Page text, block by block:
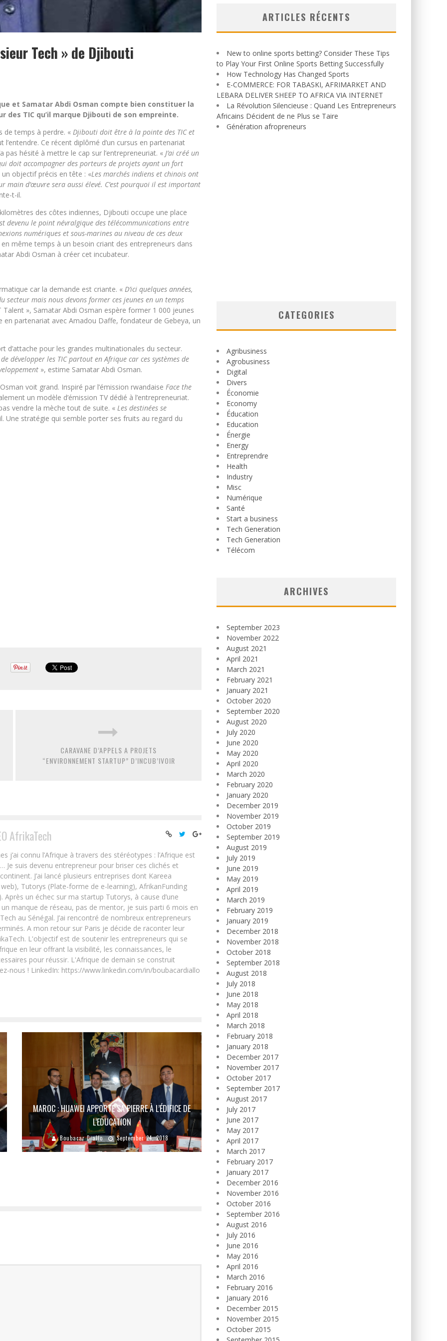
Tech » de Djibouti
et Samatar Abdi Osman compte bien constituer la
TIC qu’il marque Djibouti de son empreinte.
de temps à perdre. « Djibouti doit être à la pointe des TIC et
l’entendre. Ce récent diplômé d’un cursus en partenariat
pas hésité à mettre le cap sur l’entrepreneuriat. « J’ai créé un
doit accompagner des porteurs de projets ayant un fort
objectif précis en tête : «Les marchés indiens et chinois ont
main d’œuvre sera aussi élevé. C’est pourquoi il est important
t-il.
des côtes indiennes, Djibouti occupe une place
devenu le point névralgique des télécommunications entre
numériques et sous-marines au niveau de ces deux
même temps à un besoin criant des entrepreneurs dans
Abdi Osman à créer cet incubateur.
car la demande est criante. « D’ici quelques années,
mais nous devons former ces jeunes en un temps
», Samatar Abdi Osman espère former 1 000 jeunes
partenariat avec Amadou Daffe, fondateur de Gebeya, un
d’attache pour les grandes multinationales du secteur.
développer les TIC partout en Afrique car ces systèmes de
», estime Samatar Abdi Osman.
voit grand. Inspiré par l’émission rwandaise Face the
un modèle d’émission TV dédié à l’entrepreneuriat.
vendre la mèche tout de suite. « Les destinées se
Une stratégie qui semble porter ses fruits au regard du
CARAVANE D’APPELS A PROJETS
“ENVIRONNEMENT STARTUP” D’INCUB’IVOIR
AfrikaTech
j’ai connu l’Afrique à travers des stéréotypes : l’Afrique est
Je suis devenu entrepreneur pour briser ces clichés et
J’ai lancé plusieurs entreprises dont Kareea
Tutorys (Plate-forme de e-learning), AfrikanFunding
un échec sur ma startup Tutorys, à cause d’une
manque de réseau, pas de mentor, je suis parti 6 mois en
au Sénégal. J’ai rencontré de nombreux entrepreneurs
A mon retour sur Paris je décide de raconter leur
L'objectif est de soutenir les entrepreneurs qui se
en leur offrant la visibilité, les connaissances, le
pour réussir. L'Afrique de demain se construit
nous ! LinkedIn: https://www.linkedin.com/in/boubacardiallo
MAROC : HUAWEI APPORTE SA PIERRE À L’ÉDIFICE DE
L’EDUCATION
Boubacar Diallo September 24, 2018
ARTICLES RÉCENTS
New to online sports betting? Consider These Tips
to Play Your First Online Sports Betting Successfully
How Technology Has Changed Sports
E-COMMERCE: FOR TABASKI, AFRIMARKET AND
LEBARA DELIVER SHEEP TO AFRICA VIA INTERNET
La Révolution Silencieuse : Quand Les Entrepreneurs
Africains Décident de ne Plus se Taire
Génération afropreneurs
CATEGORIES
Agribusiness
Agrobusiness
Digital
Divers
Économie
Economy
Éducation
Education
Énergie
Energy
Entreprendre
Health
Industry
Misc
Numérique
Santé
Start a business
Tech Generation
Tech Generation
Télécom
ARCHIVES
September 2023
November 2022
August 2021
April 2021
March 2021
February 2021
January 2021
October 2020
September 2020
August 2020
July 2020
June 2020
May 2020
April 2020
March 2020
February 2020
January 2020
December 2019
November 2019
October 2019
September 2019
August 2019
July 2019
June 2019
May 2019
April 2019
March 2019
February 2019
January 2019
December 2018
November 2018
October 2018
September 2018
August 2018
July 2018
June 2018
May 2018
April 2018
March 2018
February 2018
January 2018
December 2017
November 2017
October 2017
September 2017
August 2017
July 2017
June 2017
May 2017
April 2017
March 2017
February 2017
January 2017
December 2016
November 2016
October 2016
September 2016
August 2016
July 2016
June 2016
May 2016
April 2016
March 2016
February 2016
January 2016
December 2015
November 2015
October 2015